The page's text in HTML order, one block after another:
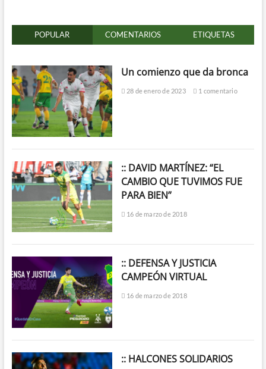
POPULAR COMENTARIOS ETIQUETAS
Un comienzo que da bronca
28 de enero de 2023 1 comentario
:: DAVID MARTÍNEZ: “EL
CAMBIO QUE TUVIMOS FUE
PARA BIEN”
16 de marzo de 2018
:: DEFENSA Y JUSTICIA
CAMPEÓN VIRTUAL
16 de marzo de 2018
:: HALCONES SOLIDARIOS